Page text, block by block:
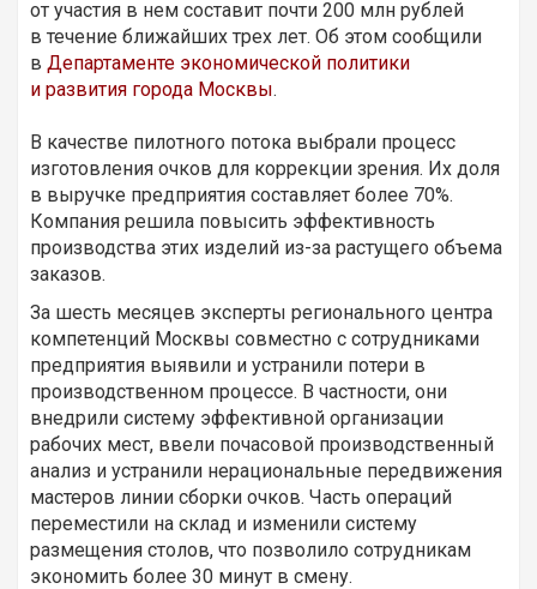
от участия в нем составит почти 200 млн рублей
в течение ближайших трех лет. Об этом сообщили
в Департаменте экономической политики
и развития города Москвы.
В качестве пилотного потока выбрали процесс
изготовления очков для коррекции зрения. Их доля
в выручке предприятия составляет более 70%.
Компания решила повысить эффективность
производства этих изделий из-за растущего объема
заказов.
За шесть месяцев эксперты регионального центра
компетенций Москвы совместно с сотрудниками
предприятия выявили и устранили потери в
производственном процессе. В частности, они
внедрили систему эффективной организации
рабочих мест, ввели почасовой производственный
анализ и устранили нерациональные передвижения
мастеров линии сборки очков. Часть операций
переместили на склад и изменили систему
размещения столов, что позволило сотрудникам
экономить более 30 минут в смену.